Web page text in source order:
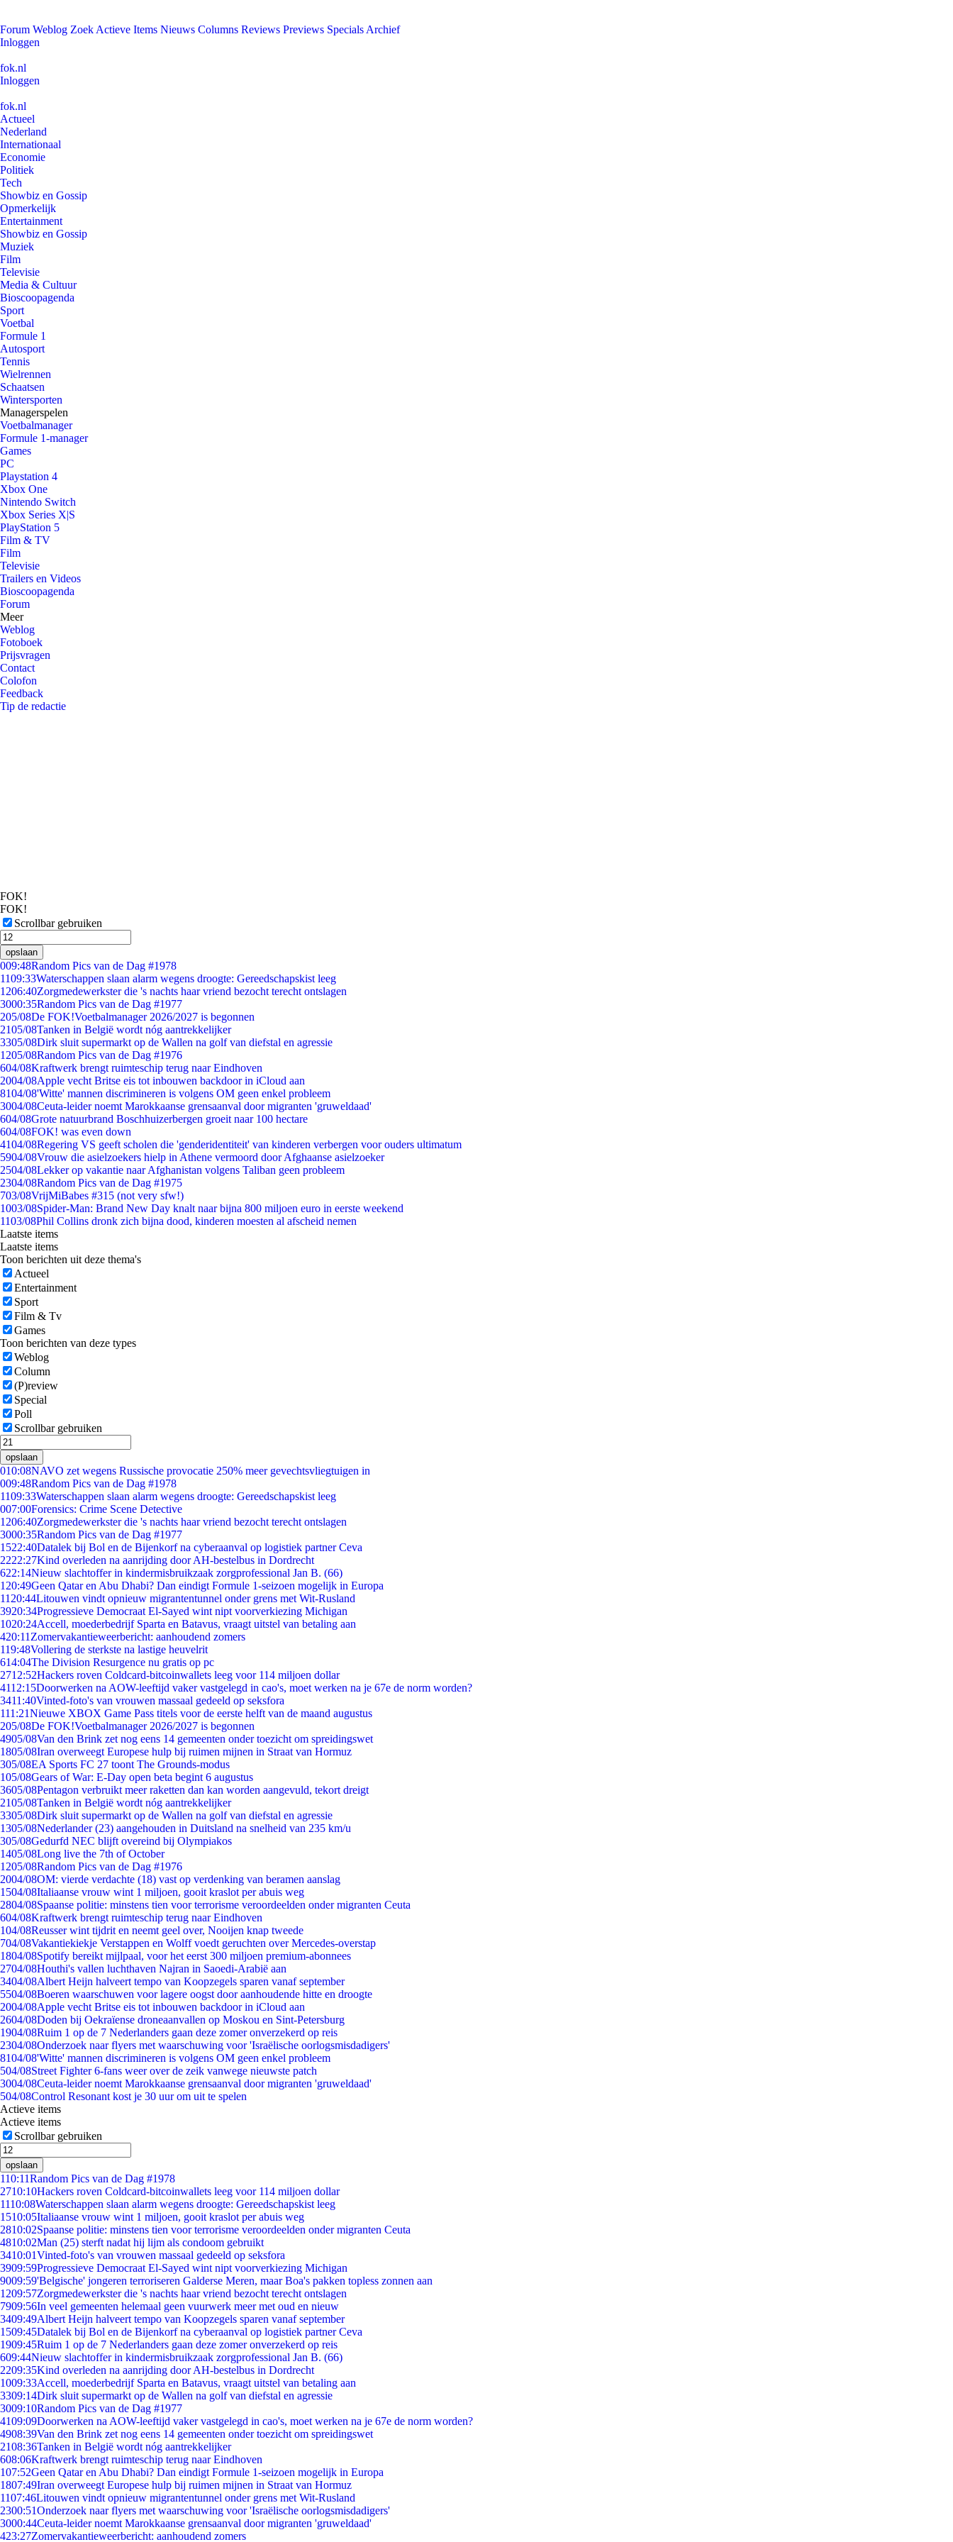
Forum Weblog Zoek Actieve Items Nieuws Columns Reviews Previews Specials Archief
Inloggen
fok.nl
Inloggen
fok.nl
Actueel
Nederland
Internationaal
Economie
Politiek
Tech
Showbiz en Gossip
Opmerkelijk
Entertainment
Showbiz en Gossip
Muziek
Film
Televisie
Media & Cultuur
Bioscoopagenda
Sport
Voetbal
Formule 1
Autosport
Tennis
Wielrennen
Schaatsen
Wintersporten
Managerspelen
Voetbalmanager
Formule 1-manager
Games
PC
Playstation 4
Xbox One
Nintendo Switch
Xbox Series X|S
PlayStation 5
Film & TV
Film
Televisie
Trailers en Videos
Bioscoopagenda
Forum
Meer
Weblog
Fotoboek
Prijsvragen
Contact
Colofon
Feedback
Tip de redactie
FOK!
FOK!
Scrollbar gebruiken
opslaan
009:48Random Pics van de Dag #1978
1109:33Waterschappen slaan alarm wegens droogte: Gereedschapskist leeg
1206:40Zorgmedewerkster die 's nachts haar vriend bezocht terecht ontslagen
3000:35Random Pics van de Dag #1977
205/08De FOK!Voetbalmanager 2026/2027 is begonnen
2105/08Tanken in België wordt nóg aantrekkelijker
3305/08Dirk sluit supermarkt op de Wallen na golf van diefstal en agressie
1205/08Random Pics van de Dag #1976
604/08Kraftwerk brengt ruimteschip terug naar Eindhoven
2004/08Apple vecht Britse eis tot inbouwen backdoor in iCloud aan
8104/08'Witte' mannen discrimineren is volgens OM geen enkel probleem
3004/08Ceuta-leider noemt Marokkaanse grensaanval door migranten 'gruweldaad'
604/08Grote natuurbrand Boschhuizerbergen groeit naar 100 hectare
604/08FOK! was even down
4104/08Regering VS geeft scholen die 'genderidentiteit' van kinderen verbergen voor ouders ultimatum
5904/08Vrouw die asielzoekers hielp in Athene vermoord door Afghaanse asielzoeker
2504/08Lekker op vakantie naar Afghanistan volgens Taliban geen probleem
2304/08Random Pics van de Dag #1975
703/08VrijMiBabes #315 (not very sfw!)
1003/08Spider-Man: Brand New Day knalt naar bijna 800 miljoen euro in eerste weekend
1103/08Phil Collins dronk zich bijna dood, kinderen moesten al afscheid nemen
Laatste items
Laatste items
Toon berichten uit deze thema's
Actueel
Entertainment
Sport
Film & Tv
Games
Toon berichten van deze types
Weblog
Column
(P)review
Special
Poll
Scrollbar gebruiken
opslaan
010:08NAVO zet wegens Russische provocatie 250% meer gevechtsvliegtuigen in
009:48Random Pics van de Dag #1978
1109:33Waterschappen slaan alarm wegens droogte: Gereedschapskist leeg
007:00Forensics: Crime Scene Detective
1206:40Zorgmedewerkster die 's nachts haar vriend bezocht terecht ontslagen
3000:35Random Pics van de Dag #1977
1522:40Datalek bij Bol en de Bijenkorf na cyberaanval op logistiek partner Ceva
2222:27Kind overleden na aanrijding door AH-bestelbus in Dordrecht
622:14Nieuw slachtoffer in kindermisbruikzaak zorgprofessional Jan B. (66)
1 20:49Geen Qatar en Abu Dhabi? Dan eindigt Formule 1-seizoen mogelijk in Europa
11 20:44Litouwen vindt opnieuw migrantentunnel onder grens met Wit-Rusland
3920:34Progressieve Democraat El-Sayed wint nipt voorverkiezing Michigan
1020:24Accell, moederbedrijf Sparta en Batavus, vraagt uitstel van betaling aan
420:11 Zomervakantieweerbericht: aanhoudend zomers
119:48Vollering de sterkste na lastige heuvelrit
614:04The Division Resurgence nu gratis op pc
2712:52Hackers roven Coldcard-bitcoinwallets leeg voor 114 miljoen dollar
4112:15Doorwerken na AOW-leeftijd vaker vastgelegd in cao's, moet werken na je 67e de norm worden?
3411:40Vinted-foto's van vrouwen massaal gedeeld op seksfora
111:21Nieuwe XBOX Game Pass titels voor de eerste helft van de maand augustus
205/08De FOK!Voetbalmanager 2026/2027 is begonnen
4905/08Van den Brink zet nog eens 14 gemeenten onder toezicht om spreidingswet
1805/08Iran overweegt Europese hulp bij ruimen mijnen in Straat van Hormuz
305/08EA Sports FC 27 toont The Grounds-modus
105/08Gears of War: E-Day open beta begint 6 augustus
3605/08Pentagon verbruikt meer raketten dan kan worden aangevuld, tekort dreigt
2105/08Tanken in België wordt nóg aantrekkelijker
3305/08Dirk sluit supermarkt op de Wallen na golf van diefstal en agressie
1305/08Nederlander (23) aangehouden in Duitsland na snelheid van 235 km/u
305/08Gedurfd NEC blijft overeind bij Olympiakos
1405/08Long live the 7th of October
1205/08Random Pics van de Dag #1976
2004/08OM: vierde verdachte (18) vast op verdenking van beramen aanslag
1504/08Italiaanse vrouw wint 1 miljoen, gooit kraslot per abuis weg
2804/08Spaanse politie: minstens tien voor terrorisme veroordeelden onder migranten Ceuta
604/08Kraftwerk brengt ruimteschip terug naar Eindhoven
104/08Reusser wint tijdrit en neemt geel over, Nooijen knap tweede
704/08Vakantiekiekje Verstappen en Wolff voedt geruchten over Mercedes-overstap
1804/08Spotify bereikt mijlpaal, voor het eerst 300 miljoen premium-abonnees
2704/08Houthi's vallen luchthaven Najran in Saoedi-Arabië aan
3404/08Albert Heijn halveert tempo van Koopzegels sparen vanaf september
5504/08Boeren waarschuwen voor lagere oogst door aanhoudende hitte en droogte
2004/08Apple vecht Britse eis tot inbouwen backdoor in iCloud aan
2604/08Doden bij Oekraïense droneaanvallen op Moskou en Sint-Petersburg
1904/08Ruim 1 op de 7 Nederlanders gaan deze zomer onverzekerd op reis
2304/08Onderzoek naar flyers met waarschuwing voor 'Israëlische oorlogsmisdadigers'
8104/08'Witte' mannen discrimineren is volgens OM geen enkel probleem
504/08Street Fighter 6-fans weer over de zeik vanwege nieuwste patch
3004/08Ceuta-leider noemt Marokkaanse grensaanval door migranten 'gruweldaad'
504/08Control Resonant kost je 30 uur om uit te spelen
Actieve items
Actieve items
Scrollbar gebruiken
opslaan
110:11Random Pics van de Dag #1978
2710:10Hackers roven Coldcard-bitcoinwallets leeg voor 114 miljoen dollar
1110:08Waterschappen slaan alarm wegens droogte: Gereedschapskist leeg
1510:05Italiaanse vrouw wint 1 miljoen, gooit kraslot per abuis weg
2810:02Spaanse politie: minstens tien voor terrorisme veroordeelden onder migranten Ceuta
4810:02Man (25) sterft nadat hij lijm als condoom gebruikt
3410:01Vinted-foto's van vrouwen massaal gedeeld op seksfora
3909:59Progressieve Democraat El-Sayed wint nipt voorverkiezing Michigan
9009:59'Belgische' jongeren terroriseren Galderse Meren, maar Boa's pakken topless zonnen aan
1209:57Zorgmedewerkster die 's nachts haar vriend bezocht terecht ontslagen
7909:56In veel gemeenten helemaal geen vuurwerk meer met oud en nieuw
3409:49Albert Heijn halveert tempo van Koopzegels sparen vanaf september
1509:45Datalek bij Bol en de Bijenkorf na cyberaanval op logistiek partner Ceva
1909:45Ruim 1 op de 7 Nederlanders gaan deze zomer onverzekerd op reis
609:44Nieuw slachtoffer in kindermisbruikzaak zorgprofessional Jan B. (66)
2209:35Kind overleden na aanrijding door AH-bestelbus in Dordrecht
1009:33Accell, moederbedrijf Sparta en Batavus, vraagt uitstel van betaling aan
3309:14Dirk sluit supermarkt op de Wallen na golf van diefstal en agressie
3009:10Random Pics van de Dag #1977
4109:09Doorwerken na AOW-leeftijd vaker vastgelegd in cao's, moet werken na je 67e de norm worden?
4908:39Van den Brink zet nog eens 14 gemeenten onder toezicht om spreidingswet
2108:36Tanken in België wordt nóg aantrekkelijker
608:06Kraftwerk brengt ruimteschip terug naar Eindhoven
107:52Geen Qatar en Abu Dhabi? Dan eindigt Formule 1-seizoen mogelijk in Europa
1807:49Iran overweegt Europese hulp bij ruimen mijnen in Straat van Hormuz
1107:46Litouwen vindt opnieuw migrantentunnel onder grens met Wit-Rusland
2300:51Onderzoek naar flyers met waarschuwing voor 'Israëlische oorlogsmisdadigers'
3000:44Ceuta-leider noemt Marokkaanse grensaanval door migranten 'gruweldaad'
423:27Zomervakantieweerbericht: aanhoudend zomers